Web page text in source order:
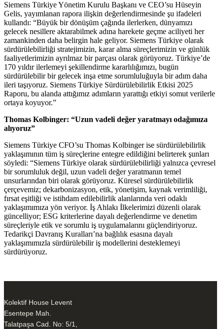
Siemens Türkiye Yönetim Kurulu Başkanı ve CEO’su Hüseyin
Gelis, yayımlanan rapora ilişkin değerlendirmesinde şu ifadeleri
kullandı: “Büyük bir dönüşüm çağında ilerlerken, dünyamızı
gelecek nesillere aktarabilmek adına harekete geçme aciliyeti her
zamankinden daha belirgin hale geliyor. Siemens Türkiye olarak
sürdürülebilirliği stratejimizin, karar alma süreçlerimizin ve günlük
faaliyetlerimizin ayrılmaz bir parçası olarak görüyoruz. Türkiye’de
170 yıldır ilerlemeyi şekillendirme kararlılığımızı, bugün
sürdürülebilir bir gelecek inşa etme sorumluluğuyla bir adım daha
ileri taşıyoruz. Siemens Türkiye Sürdürülebilirlik Etkisi 2025
Raporu, bu alanda attığımız adımların yarattığı etkiyi somut verilerle
ortaya koyuyor.”
Thomas Kolbinger: “Uzun vadeli değer yaratmayı odağımıza
alıyoruz”
Siemens Türkiye CFO’su Thomas Kolbinger ise sürdürülebilirlik
yaklaşımının tüm iş süreçlerine entegre edildiğini belirterek şunları
söyledi: “Siemens Türkiye olarak sürdürülebilirliği yalnızca çevresel
bir sorumluluk değil, uzun vadeli değer yaratmanın temel
unsurlarından biri olarak görüyoruz. Küresel sürdürülebilirlik
çerçevemiz; dekarbonizasyon, etik, yönetişim, kaynak verimliliği,
fırsat eşitliği ve istihdam edilebilirlik alanlarında veri odaklı
yaklaşımımıza yön veriyor. İş Ahlakı İlkelerimizi düzenli olarak
güncelliyor; ESG kriterlerine dayalı değerlendirme ve denetim
süreçleriyle etik ve sorumlu iş uygulamalarını güçlendiriyoruz.
Tedarikçi Davranış Kuralları’na bağlılık esasına dayalı
yaklaşımımızla sürdürülebilir iş modellerini desteklemeyi
sürdürüyoruz.
Kolektif House Levent
Esentepe Mah.
Talatpaşa Cad. No: 5/1,